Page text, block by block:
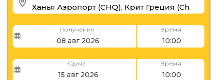
Получение Время
Сдача Время